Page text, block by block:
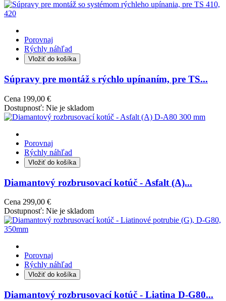
Porovnaj
Rýchly náhľad
Vložiť do košíka
Súpravy pre montáž s rýchlo upínaním, pre TS...
Cena 199,00 €
Dostupnosť: Nie je skladom
Porovnaj
Rýchly náhľad
Vložiť do košíka
Diamantový rozbrusovací kotúč - Asfalt (A)...
Cena 299,00 €
Dostupnosť: Nie je skladom
Porovnaj
Rýchly náhľad
Vložiť do košíka
Diamantový rozbrusovací kotúč - Liatina D-G80...